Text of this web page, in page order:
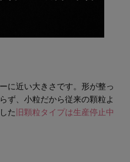
に近い大きさです。形が整っ
ず、小粒だから従来の顆粒よ
た 旧顆粒タイプは生産停止中